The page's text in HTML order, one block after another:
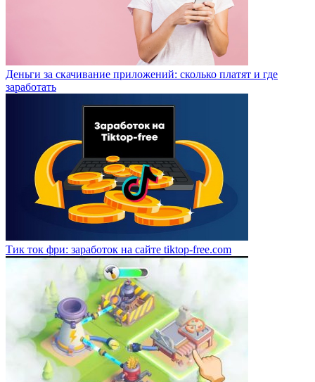
Деньги за скачивание приложений: сколько платят и где
заработать
Тик ток фри: заработок на сайте tiktop-free.com